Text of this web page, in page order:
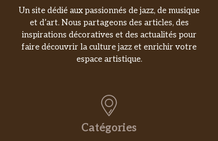
Un site dédié aux passionnés de jazz, de musique
et d’art. Nous partageons des articles, des
inspirations décoratives et des actualités pour
faire découvrir la culture jazz et enrichir votre
espace artistique.
Catégories